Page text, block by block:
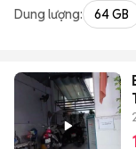
Dung lượng: 64 GB